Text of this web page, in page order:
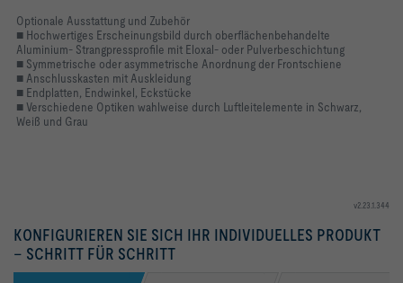
Optionale Ausstattung und Zubehör
■ Hochwertiges Erscheinungsbild durch oberflächenbehandelte
Aluminium- Strangpressprofile mit Eloxal- oder Pulverbeschichtung
■ Symmetrische oder asymmetrische Anordnung der Frontschiene
■ Anschlusskasten mit Auskleidung
■ Endplatten, Endwinkel, Eckstücke
■ Verschiedene Optiken wahlweise durch Luftleitelemente in Schwarz,
Weiß und Grau
v2.23.1.344
KONFIGURIEREN SIE SICH IHR INDIVIDUELLES PRODUKT
– SCHRITT FÜR SCHRITT